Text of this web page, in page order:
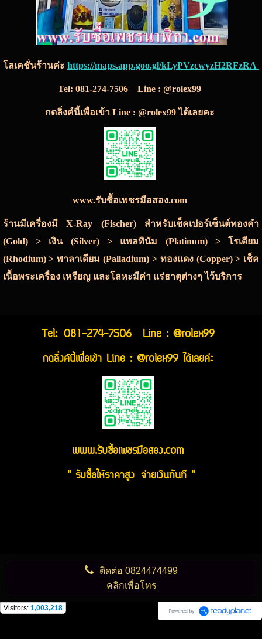
โลเคชั่นร้านค่ะ https://maps.app.goo.gl/kLyPVzcwyzH2RFzRA
Tel:081-274-7506 Line : @rolex99
กดลิ่งค์นี้เพื่อเข้า Line : @rolex99 ได้เลยคะ
www.รับซื้อเพชรมือสอง.com
ร้านมีเครื่องมี X-Ray (Fischer) สำหรับเช็คเปอร์เซ็นต์ทองคำ
(Gold) > เงิน (Silver) > แพลทินัม (Platinum) > โรเดียม
(Rhodium) > พาลาเดียม (Palladium) > ทองแดง (Copper) > เช็ค
เนื้อพระเครื่อง เหรียญ และโลหะมีค่า แร่ธาตุต่างๆ ไว้บริการ
Tel: 081-274-7506
Line : @rolex99
กดลิ่งค์นี้เพื่อเข้า Line : @rolex99 ได้เลยค่ะ
www.รับซื้อเพชรมือสอง.com
" รับซื้อให้ราคาสูง จ่ายเงินทันที "
ติดต่อ0824474499
คลิกเพื่อโทร
Visitors: 1,003,218